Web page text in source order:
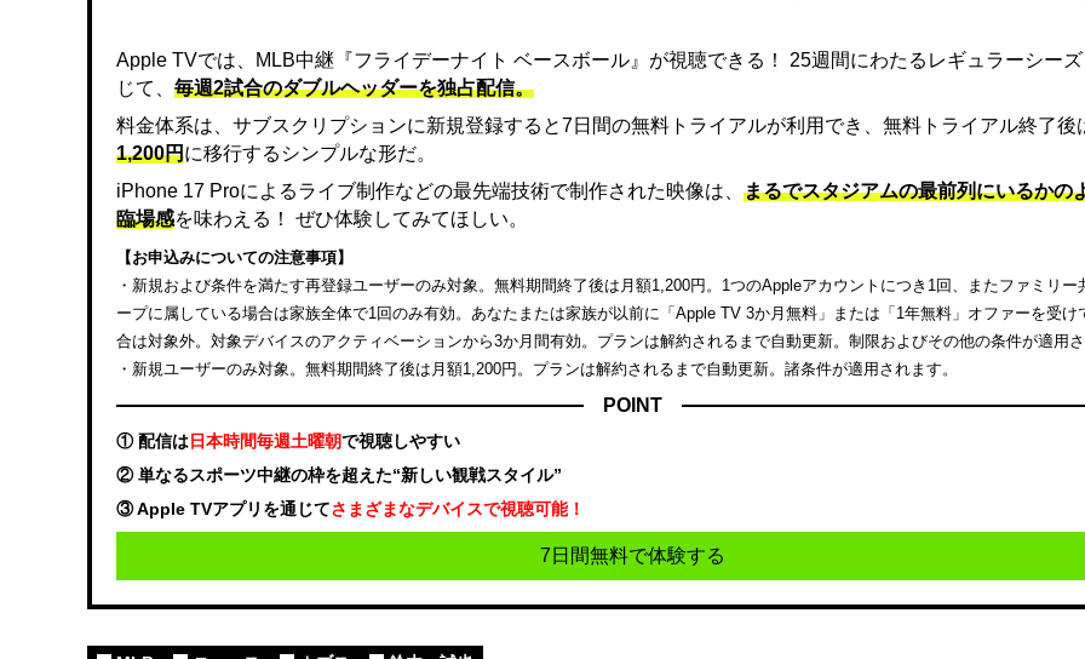
Apple TVでは、MLB中継『フライデーナイト ベースボール』が視聴できる！ 25週間にわたるレギュラーシー
じて、 毎週2試合のダブルヘッダーを独占配信。
料金体系は、サブスクリプションに新規登録すると7日間の無料トライアルが利用でき、無料トライアル終了後
1,200円に移行するシンプルな形だ。
iPhone 17 Proによるライブ制作などの最先端技術で制作された映像は、 まるでスタジアムの最前列にいるかの
臨場感を味わえる！ ぜひ体験してみてほしい。
【お申込みについての注意事項】
・新規および条件を満たす再登録ユーザーのみ対象。無料期間終了後は月額1,200円。1つのAppleアカウントにつき1回、またファミリー
ープに属している場合は家族全体で1回のみ有効。あなたまたは家族が以前に「Apple TV 3か月無料」または「1年無料」オファーを受け
合は対象外。対象デバイスのアクティベーションから3か月間有効。プランは解約されるまで自動更新。制限およびその他の条件が適用
・新規ユーザーのみ対象。無料期間終了後は月額1,200円。プランは解約されるまで自動更新。諸条件が適用されます。
POINT
① 配信は日本時間毎週土曜朝で視聴しやすい
② 単なるスポーツ中継の枠を超えた“新しい観戦スタイル”
③ Apple TVアプリを通じてさまざまなデバイスで視聴可能！
7日間無料で体験する